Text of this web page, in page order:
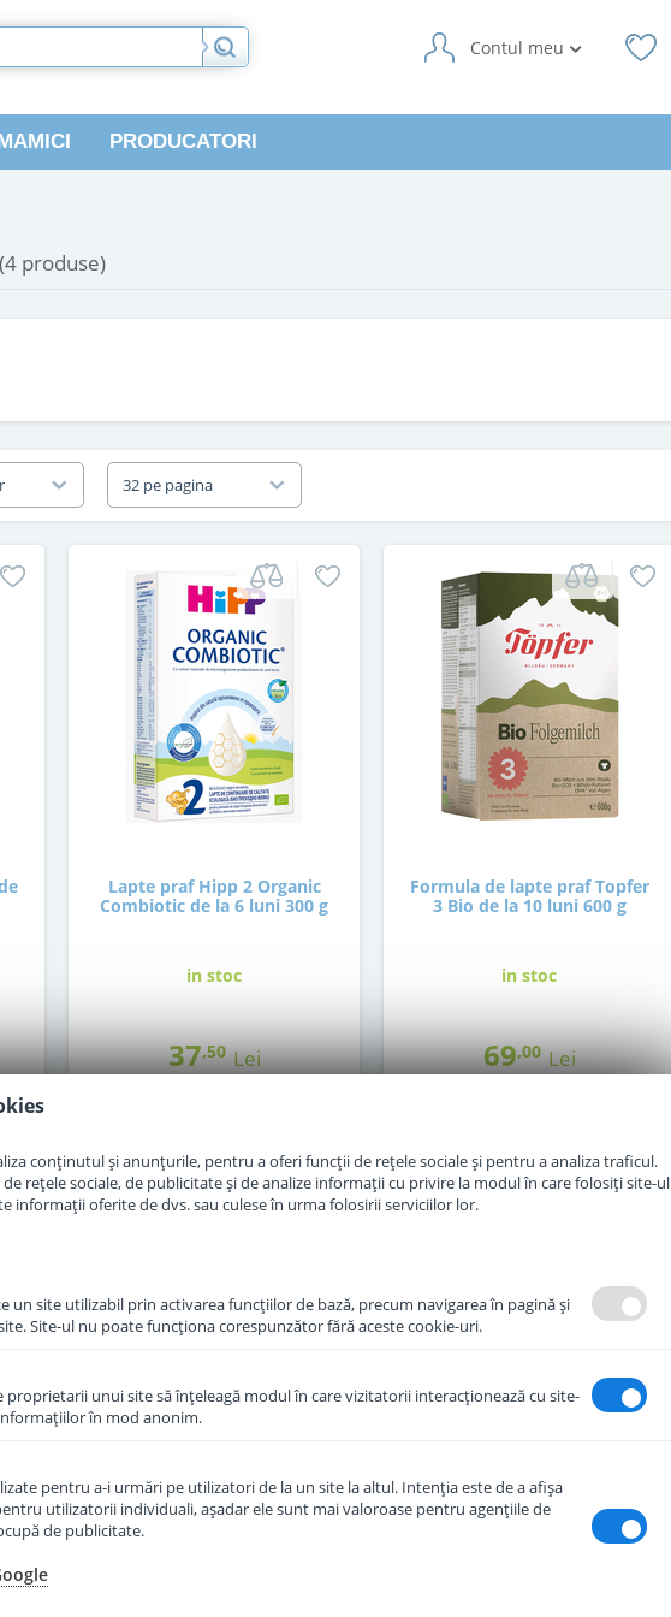
Contul meu
PRODUCATORI
(4 produse)
32 pe pagina
Lapte praf Hipp 2 Organic
Combiotic de la 6 luni 300 g
in stoc
37,50 Lei
Formula de lapte praf Topfer
3 Bio de la 10 luni 600 g
in stoc
69,00 Lei
conținutul și anunțurile, pentru a oferi funcții de rețele sociale și pentru a analiza traficul.
rețele sociale, de publicitate și de analize informații cu privire la modul în care folosiți site-ul
informații oferite de dvs. sau culese în urma folosirii serviciilor lor.
un site utilizabil prin activarea funcţiilor de bază, precum navigarea în pagină şi
Site-ul nu poate funcţiona corespunzător fără aceste cookie-uri.
proprietarii unui site să înţeleagă modul în care vizitatorii interacţionează cu site-
în mod anonim.
pentru a-i urmări pe utilizatori de la un site la altul. Intenţia este de a afişa
utilizatorii individuali, aşadar ele sunt mai valoroase pentru agenţiile de
de publicitate.